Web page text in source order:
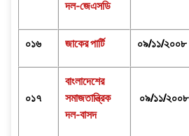
দল-জেএসডি
০১৬ জাকের পার্টি ০৯/১১/২০০৮
০১৭
বাংলাদেশের
সমাজতান্ত্রিক
দল-বাসদ
০৯/১১/২০০৮